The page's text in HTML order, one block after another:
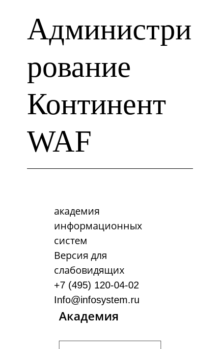
Администри
рование
Континент
WAF
академия
информационных
систем
Версия для
слабовидящих
+7 (495) 120-04-02
Info@infosystem.ru
Академия